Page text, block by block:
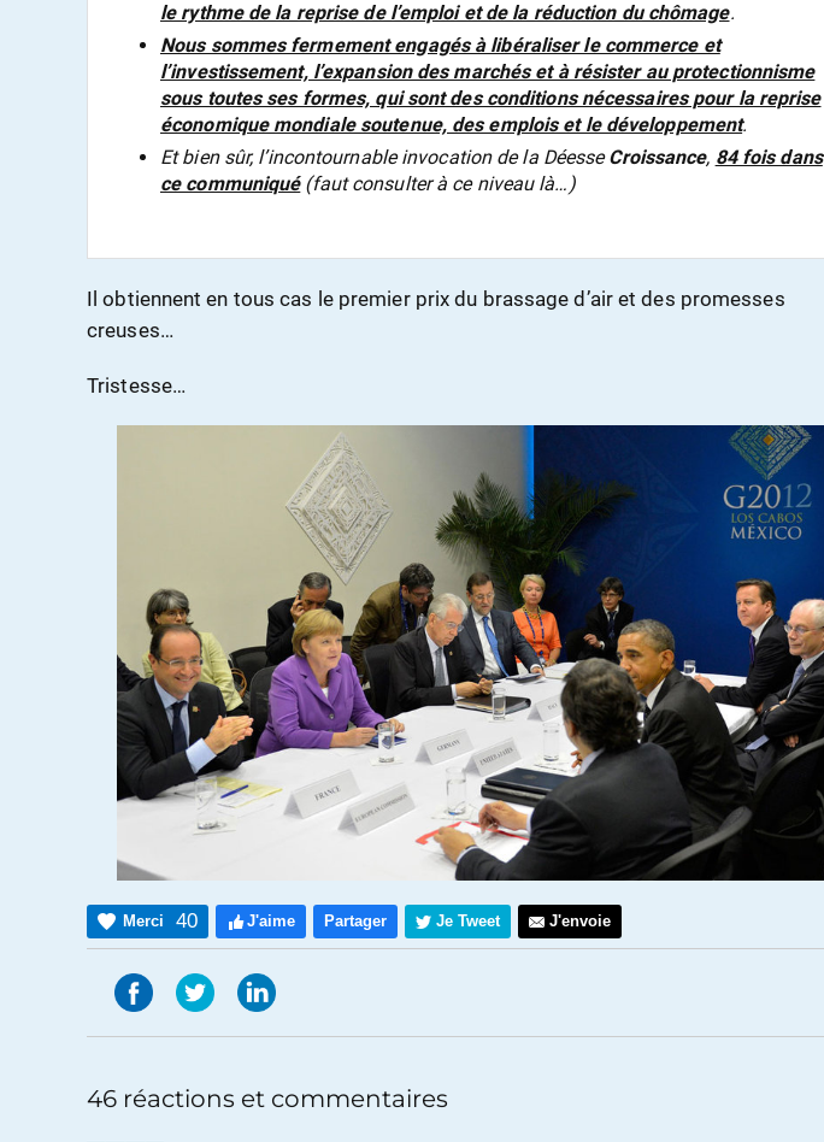
le rythme de la reprise de l’emploi et de la réduction du chômage.
Nous sommes fermement engagés à libéraliser le commerce et
l’investissement, l’expansion des marchés et à résister au protectionnisme
sous toutes ses formes, qui sont des conditions nécessaires pour la reprise
économique mondiale soutenue, des emplois et le développement.
Et bien sûr, l’incontournable invocation de la DéesseCroissance, 84 fois dans
ce communiqué(faut consulter à ce niveau là…)
Il obtiennent en tous cas le premier prix du brassage d’air et des promesses
creuses…
Tristesse…
Merci 40 J'aime Partager Je Tweet J'envoie
46 réactions et commentaires